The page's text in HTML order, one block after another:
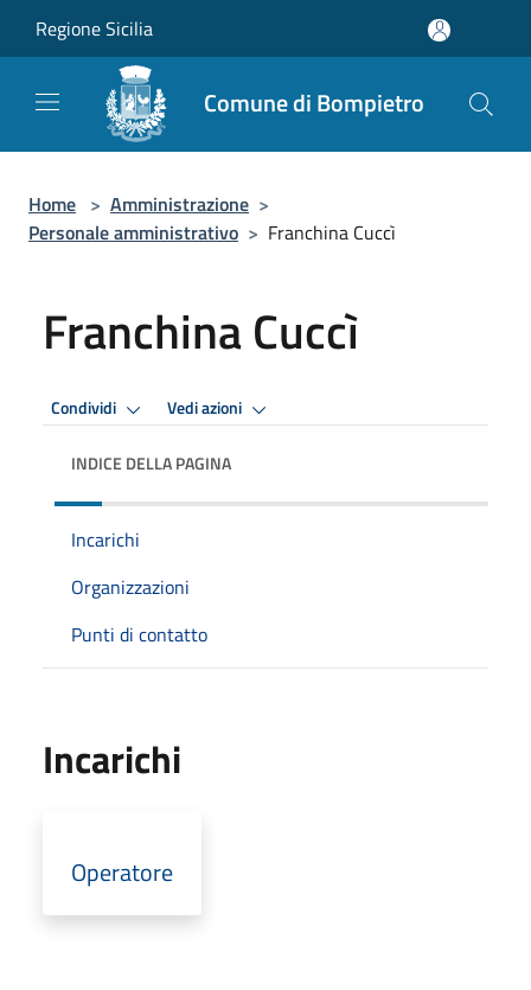
Regione Sicilia
Comune di Bompietro
Home > Amministrazione >
Personale amministrativo > Franchina Cuccì
Franchina Cuccì
Condividi Vedi azioni
INDICE DELLA PAGINA
Incarichi
Organizzazioni
Punti di contatto
Incarichi
Operatore